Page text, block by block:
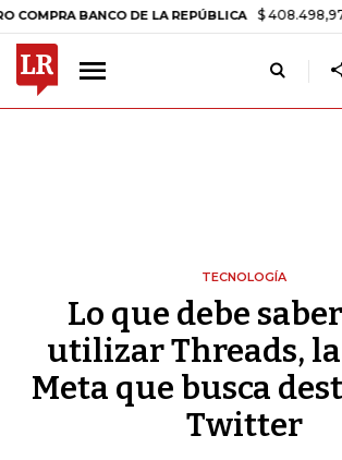
BANCO DE LA REPÚBLICA $ 408.498,97 +$
TECNOLOGÍA
Lo que debe
utilizar Threads,
Meta que busca
Twitter